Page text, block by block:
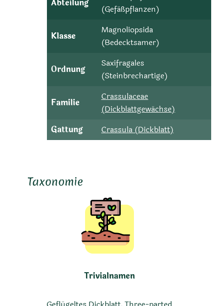
Abteilung
(Gefäßpflanzen)
Klasse
Magnoliopsida
(Bedecktsamer)
Ordnung
Saxifragales
(Steinbrechartige)
Familie
Crassulaceae
(Dickblattgewächse)
Gattung
Crassula (Dickblatt)
Taxonomie
Trivialnamen